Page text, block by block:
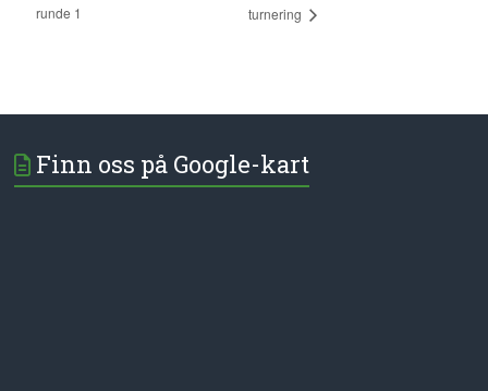
runde 1
turnering
Finn oss på Google-kart